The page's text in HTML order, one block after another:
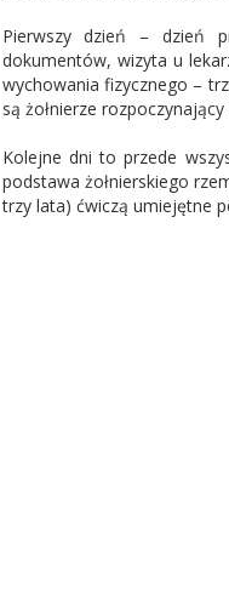
Pierwszy dzień – dzień
dokumentów, wizyta u
wychowania fizycznego –
są żołnierze rozpoczynający
Kolejne dni to przede
podstawa żołnierskiego
trzy lata) ćwiczą umiejętne